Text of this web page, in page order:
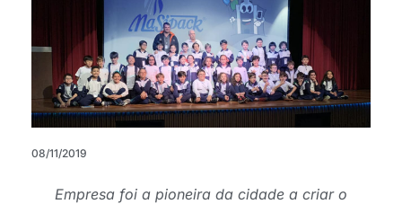
08/11/2019
Empresa foi a pioneira da cidade a criar o